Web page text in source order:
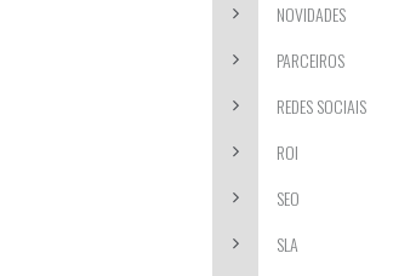
NOVIDADES
PARCEIROS
REDES SOCIAIS
ROI
SEO
SLA